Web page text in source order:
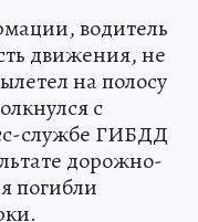
водитель
движения, не
на полосу
с
службе ГИБДД
дорожно-
погибли